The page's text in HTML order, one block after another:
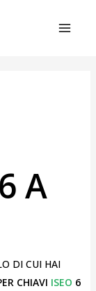
A
DI CUI HAI
CHIAVI ISEO 6